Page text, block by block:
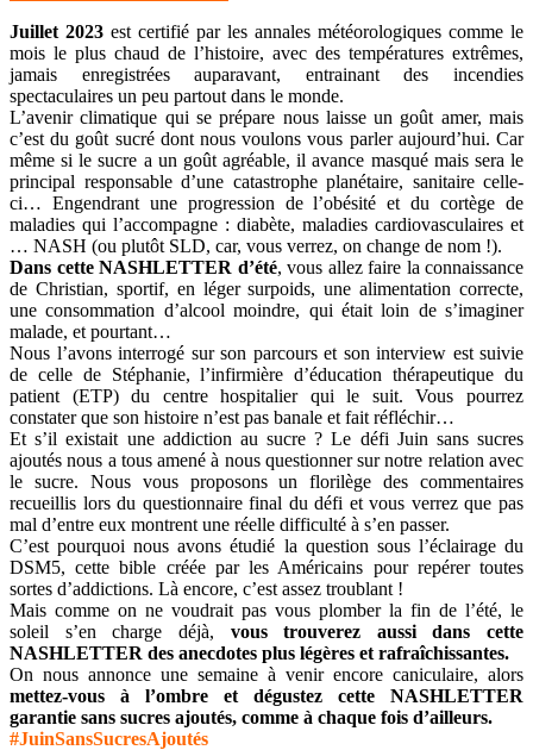
Juillet 2023 est certifié par les annales météorologiques comme le
mois le plus chaud de l’histoire, avec des températures extrêmes,
jamais enregistrées auparavant, entrainant des incendies
spectaculaires un peu partout dans le monde.
L’avenir climatique qui se prépare nous laisse un goût amer, mais
c’est du goût sucré dont nous voulons vous parler aujourd’hui. Car
même si le sucre a un goût agréable, il avance masqué mais sera le
principal responsable d’une catastrophe planétaire, sanitaire celle-
ci… Engendrant une progression de l’obésité et du cortège de
maladies qui l’accompagne : diabète, maladies cardiovasculaires et
… NASH (ou plutôt SLD, car, vous verrez, on change de nom !).
Dans cette NASHLETTER d’été, vous allez faire la connaissance
de Christian, sportif, en léger surpoids, une alimentation correcte,
une consommation d’alcool moindre, qui était loin de s’imaginer
malade, et pourtant…
Nous l’avons interrogé sur son parcours et son interview est suivie
de celle de Stéphanie, l’infirmière d’éducation thérapeutique du
patient (ETP) du centre hospitalier qui le suit. Vous pourrez
constater que son histoire n’est pas banale et fait réfléchir…
Et s’il existait une addiction au sucre ? Le défi Juin sans sucres
ajoutés nous a tous amené à nous questionner sur notre relation avec
le sucre. Nous vous proposons un florilège des commentaires
recueillis lors du questionnaire final du défi et vous verrez que pas
mal d’entre eux montrent une réelle difficulté à s’en passer.
C’est pourquoi nous avons étudié la question sous l’éclairage du
DSM5, cette bible créée par les Américains pour repérer toutes
sortes d’addictions. Là encore, c’est assez troublant !
Mais comme on ne voudrait pas vous plomber la fin de l’été, le
soleil s’en charge déjà, vous trouverez aussi dans cette
NASHLETTER des anecdotes plus légères et rafraîchissantes.
On nous annonce une semaine à venir encore caniculaire, alors
mettez-vous à l’ombre et dégustez cette NASHLETTER
garantie sans sucres ajoutés, comme à chaque fois d’ailleurs.
#JuinSansSucresAjoutés